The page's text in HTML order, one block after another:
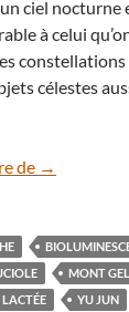
ciel nocturne
à celui
célestes
de Des étoiles
→
MONT
YU JUN